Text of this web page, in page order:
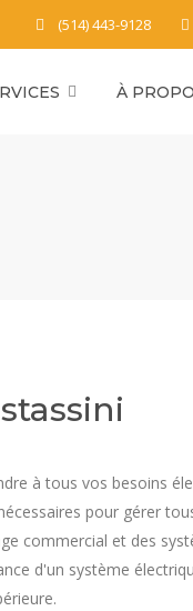
(514) 443-9128
À
à tous vos besoins
pour gérer
commercial et des
d'un système